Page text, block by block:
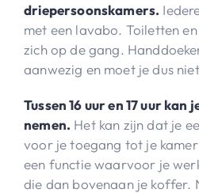
driepersoonskamers.
met een lavabo. Toiletten
zich op de gang.
aanwezig en moet je dus
Tussen 16 uur en 17 uur
nemen. Het kan zijn dat je
voor je toegang tot je
een functie waarvoor je
die dan bovenaan je koffer.